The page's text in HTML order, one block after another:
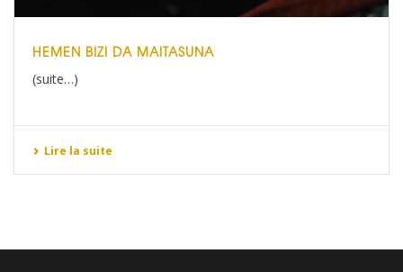
HEMEN BIZI DA MAITASUNA
(suite…)
Lire la suite